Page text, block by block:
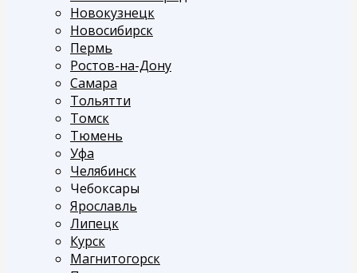
Новокузнецк
Новосибирск
Пермь
Ростов-на-Дону
Самара
Тольятти
Томск
Тюмень
Уфа
Челябинск
Чебоксары
Ярославль
Липецк
Курск
Магнитогорск